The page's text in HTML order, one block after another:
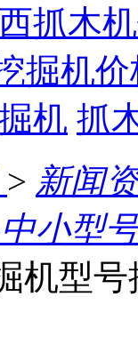
抓木
掘机
机 抓
> 新闻
小型
机型